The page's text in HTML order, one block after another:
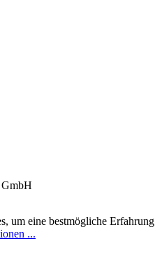
um eine bestmögliche Erfahrung
...